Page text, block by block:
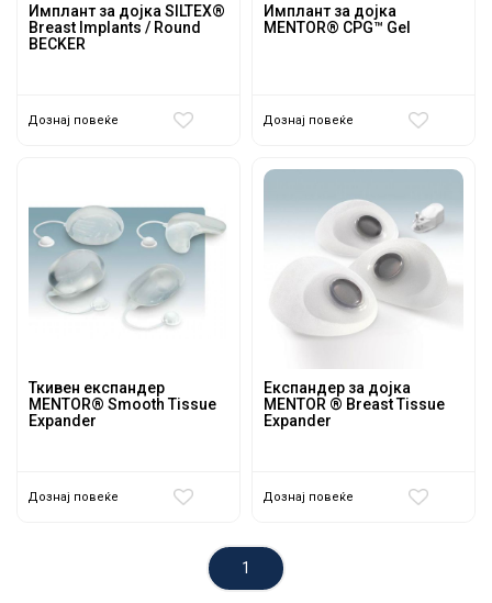
Имплант за дојка SILTEX®
Breast Implants / Round
BECKER
Дознај повеќе
Имплант за дојка
MENTOR® CPG™ Gel
Дознај повеќе
Ткивен експандер
MENTOR® Smooth Tissue
Expander
Дознај повеќе
Експандер за дојка
MENTOR ® Breast Tissue
Expander
Дознај повеќе
1